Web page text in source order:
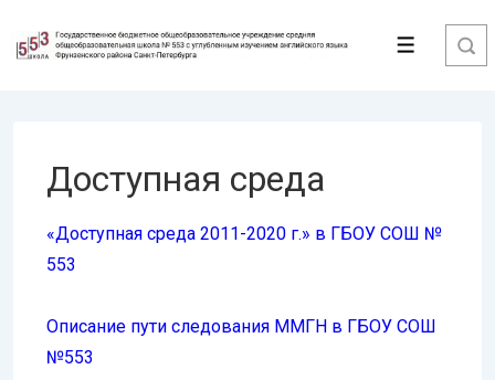
Перейти
Меню
Доступная среда
«Доступная среда 2011-2020 г.» в ГБОУ СОШ №
553
Описание пути следования ММГН в ГБОУ СОШ
№553